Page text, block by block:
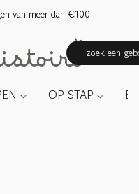
van meer dan €100
zoek een
OP STAP